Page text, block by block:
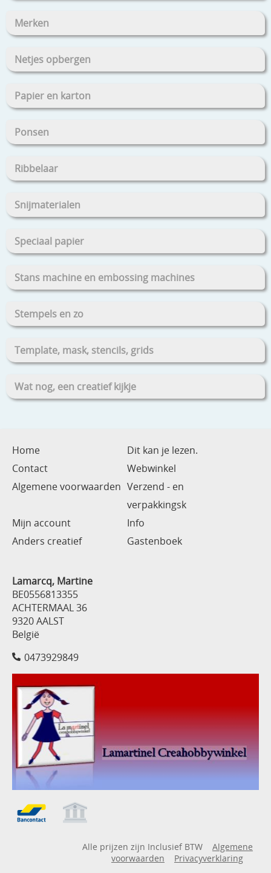
Merken
Netjes opbergen
Papier en karton
Ponsen
Ribbelaar
Snijmaterialen
Speciaal papier
Stans machine en embossing machines
Stempels en zo
Template, mask, stencils, grids
Wat nog, een creatief kijkje
Home
Dit kan je lezen.
Contact
Webwinkel
Algemene voorwaarden Verzend - en
verpakkingsk
Mijn account
Info
Anders creatief
Gastenboek
Lamarcq, Martine
BE0556813355
ACHTERMAAL 36
9320 AALST
België
0473929849
Alle prijzen zijn Inclusief BTW
Algemene
voorwaarden
Privacyverklaring